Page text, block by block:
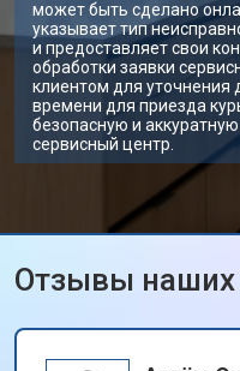
может быть сделано
указывает тип
и предоставляет свои
обработки заявки
клиентом для уточнения
времени для приезда
безопасную и
сервисный центр.
Отзывы наших